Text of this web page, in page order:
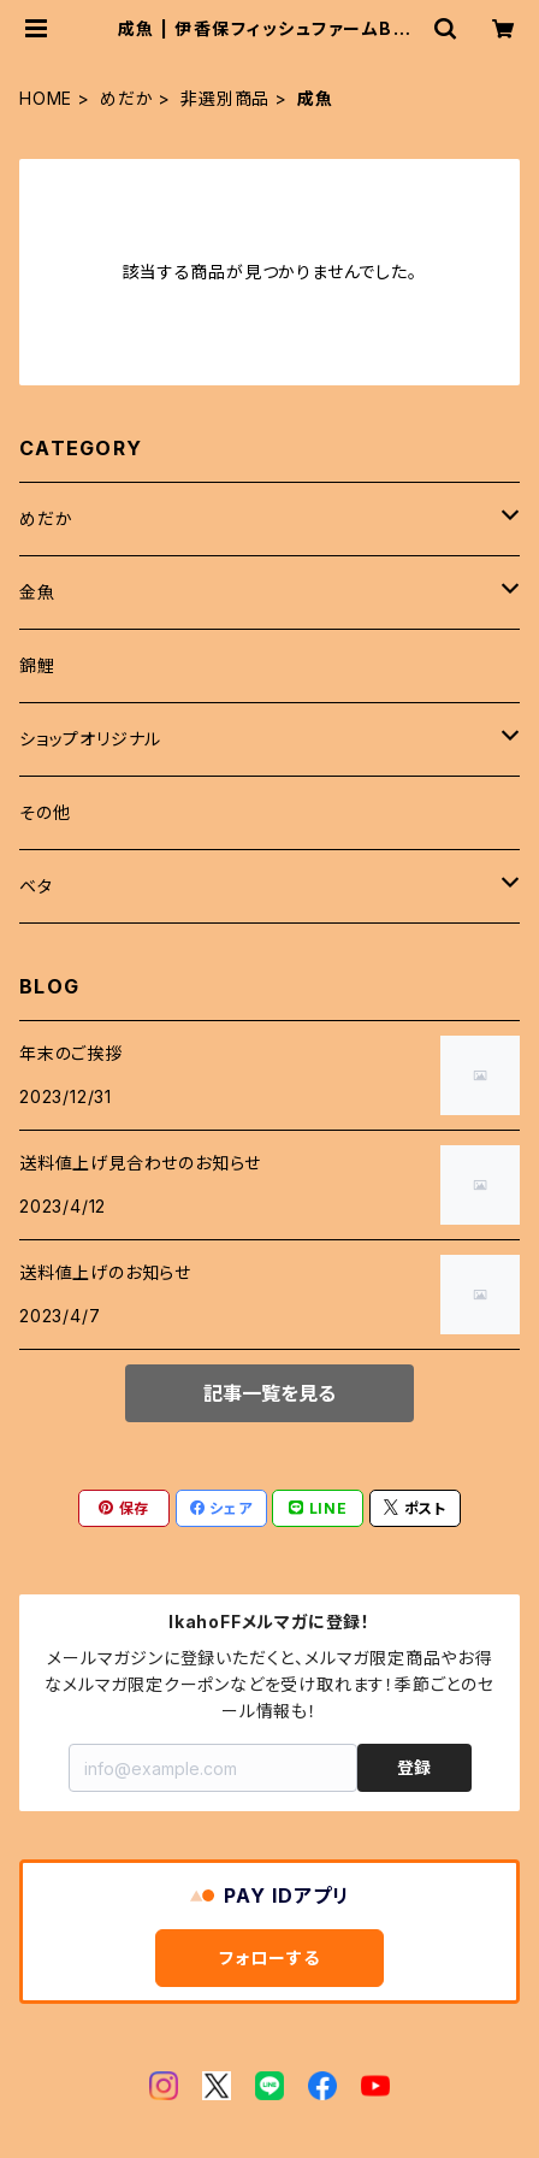
成魚 | 伊香保フィッシュファームBAS
HOME めだか 非選別商品 成魚
該当する商品が見つかりませんでした。
CATEGORY
めだか
現物商品
成魚
若魚
非選別商品
成魚
若魚
金魚
ピンポンパール
現物出品
江戸錦
東錦
らんちゅう
錦鯉
ショップオリジナル
めだか 定額
めだか セット
その他
ベタ
ジャイアント
BLOG
年末のご挨拶
2023/12/31
送料値上げ見合わせのお知らせ
2023/4/12
送料値上げのお知らせ
2023/4/7
記事一覧を見る
保存 シェア LINE ポスト
IkahoFFメルマガに登録！
メールマガジンに登録いただくと、メルマガ限定商品やお得
なメルマガ限定クーポンなどを受け取れます！季節ごとのセ
ール情報も！
登録
PAY IDアプリ
フォローする